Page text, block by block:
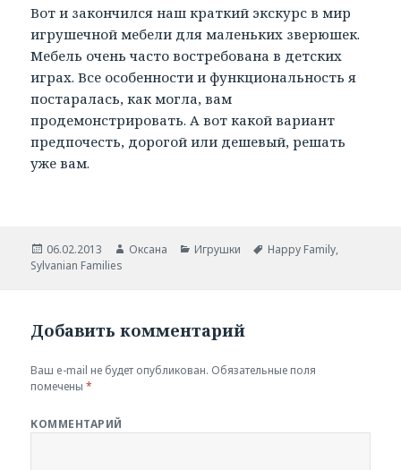
Вот и закончился наш краткий экскурс в мир
игрушечной мебели для маленьких зверюшек.
Мебель очень часто востребована в детских
играх. Все особенности и функциональность я
постаралась, как могла, вам
продемонстрировать. А вот какой вариант
предпочесть, дорогой или дешевый, решать
уже вам.
Опубликовано
06.02.2013 Автор
Оксана Рубрики
Игрушки Метки
Happy Family,
Sylvanian Families
Добавить комментарий
Ваш e-mail не будет опубликован. Обязательные поля
помечены*
КОММЕНТАРИЙ